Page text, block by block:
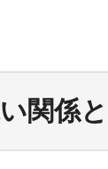
関係